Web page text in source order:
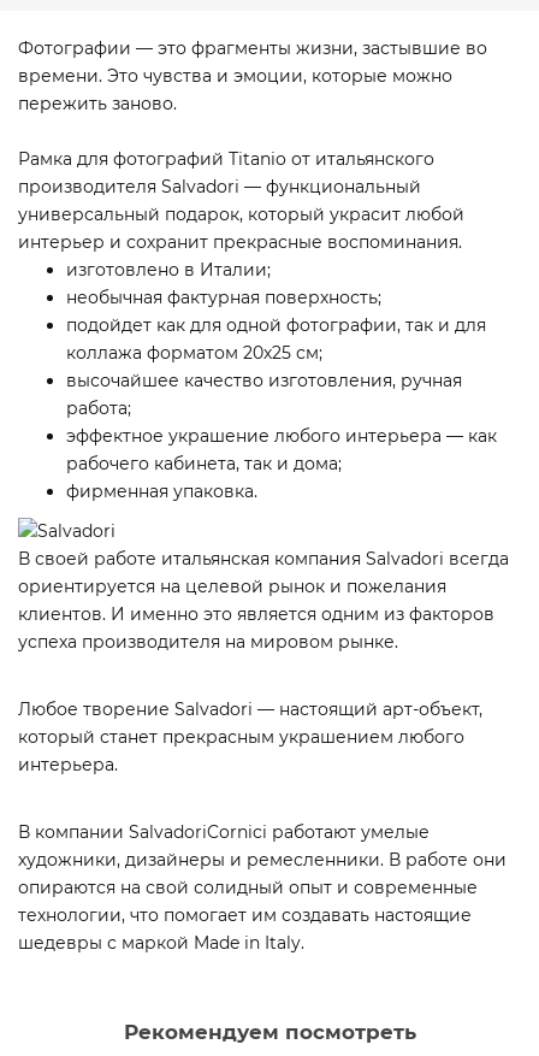
Фотографии — это фрагменты жизни, застывшие во
времени. Это чувства и эмоции, которые можно
пережить заново.
Рамка для фотографий Titanio от итальянского
производителя Salvadori — функциональный
универсальный подарок, который украсит любой
интерьер и сохранит прекрасные воспоминания.
изготовлено в Италии;
необычная фактурная поверхность;
подойдет как для одной фотографии, так и для
коллажа форматом 20х25 см;
высочайшее качество изготовления, ручная
работа;
эффектное украшение любого интерьера — как
рабочего кабинета, так и дома;
фирменная упаковка.
В своей работе итальянская компания Salvadori всегда
ориентируется на целевой рынок и пожелания
клиентов. И именно это является одним из факторов
успеха производителя на мировом рынке.
Любое творение Salvadori — настоящий арт-объект,
который станет прекрасным украшением любого
интерьера.
В компании SalvadoriCornici работают умелые
художники, дизайнеры и ремесленники. В работе они
опираются на свой солидный опыт и современные
технологии, что помогает им создавать настоящие
шедевры с маркой Made in Italy.
Рекомендуем посмотреть